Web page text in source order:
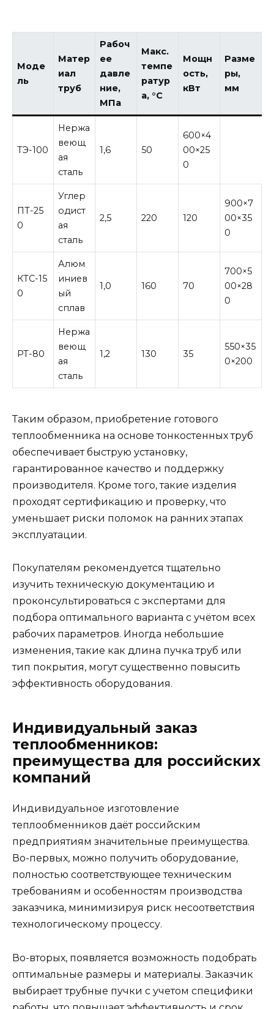
Моде
ль
Матер
иал
труб
Рабоч
ее
давле
ние,
МПа
Макс.
темпе
ратур
а, °C
Мощн
ость,
кВт
Разме
ры,
мм
ТЭ-100
Нержа
веющ
ая
сталь
1,6 50
600×4
00×25
0
ПТ-25
0
Углер
одист
ая
сталь
2,5 220 120
900×7
00×35
0
КТС-15
0
Алюм
иниев
ый
сплав
1,0 160 70
700×5
00×28
0
РТ-80
Нержа
веющ
ая
сталь
1,2 130 35
550×35
0×200
Таким образом, приобретение готового
теплообменника на основе тонкостенных труб
обеспечивает быструю установку,
гарантированное качество и поддержку
производителя. Кроме того, такие изделия
проходят сертификацию и проверку, что
уменьшает риски поломок на ранних этапах
эксплуатации.
Покупателям рекомендуется тщательно
изучить техническую документацию и
проконсультироваться с экспертами для
подбора оптимального варианта с учётом всех
рабочих параметров. Иногда небольшие
изменения, такие как длина пучка труб или
тип покрытия, могут существенно повысить
эффективность оборудования.
Индивидуальный заказ
теплообменников:
преимущества для российских
компаний
Индивидуальное изготовление
теплообменников даёт российским
предприятиям значительные преимущества.
Во-первых, можно получить оборудование,
полностью соответствующее техническим
требованиям и особенностям производства
заказчика, минимизируя риск несоответствия
технологическому процессу.
Во-вторых, появляется возможность подобрать
оптимальные размеры и материалы. Заказчик
выбирает трубные пучки с учетом специфики